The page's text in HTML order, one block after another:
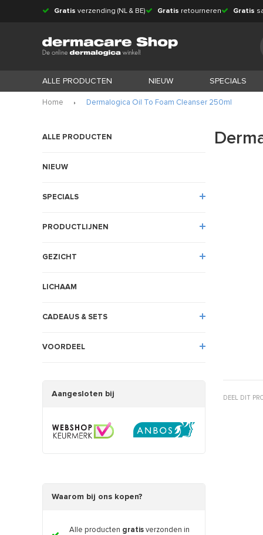
Gratis verzending (NL & BE) Gratis retourneren Gratis
ALLE PRODUCTEN NIEUW SPECIALS
Home Dermalogica Oil To Foam Cleanser 250ml
ALLE PRODUCTEN
NIEUW
SPECIALS
PRODUCTLIJNEN
GEZICHT
LICHAAM
CADEAUS & SETS
VOORDEEL
Aangesloten bij
Waarom bij ons kopen?
Alle producten gratis verzonden in
DEEL DIT